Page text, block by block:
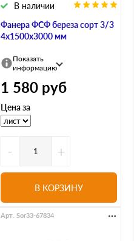
Фанера ФСФ береза сорт 3/3
4х1500х3000 мм
В наличии
Показать
информацию
1 580 руб
Цена за
- +
В КОРЗИНУ
Арт. Sor33-67834